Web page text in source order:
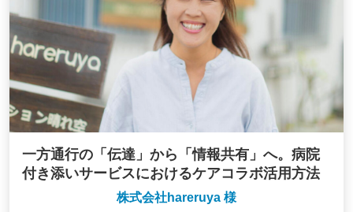
一方通行の「伝達」から「情報共有」へ。病院
付き添いサービスにおけるケアコラボ活用方法
株式会社hareruya 様